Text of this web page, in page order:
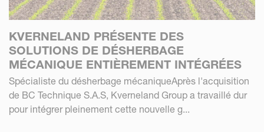
KVERNELAND PRÉSENTE DES
SOLUTIONS DE DÉSHERBAGE
MÉCANIQUE ENTIÈREMENT INTÉGRÉES
Spécialiste du désherbage mécaniqueAprès l'acquisition
de BC Technique S.A.S, Kverneland Group a travaillé dur
pour intégrer pleinement cette nouvelle g...